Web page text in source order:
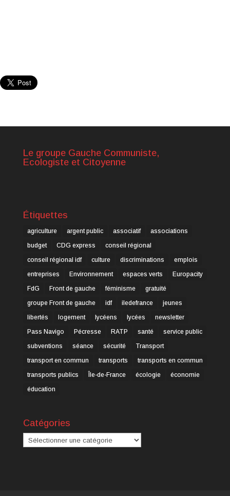
Le groupe Gauche Communiste,
Ecologiste et Citoyenne
Étiquettes
agriculture argent public associatif
associations
budget
CDG express
conseil régional
conseil régional idf
culture discriminations
emplois
entreprises
Environnement espaces verts
Europacity
FdG
Front de gauche féminisme
gratuité
groupe Front de gauche
idf iledefrance
jeunes
libertés
logement lycéens lycées
newsletter
Pass Navigo
Pécresse RATP santé
service public
subventions
séance sécurité
Transport
transport en commun
transports
transports en commun
transports publics
Île-de-France écologie
économie
éducation
Catégories
Catégories